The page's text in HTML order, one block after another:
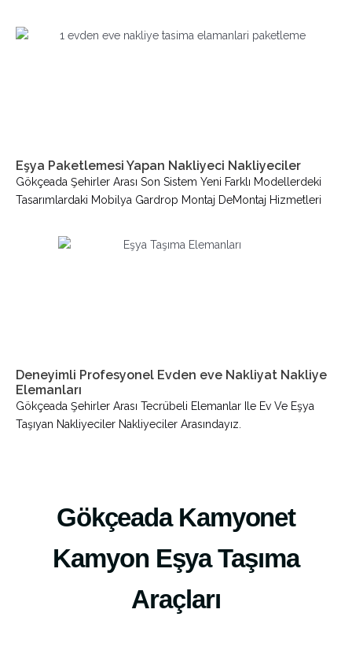
Eşya Paketlemesi Yapan Nakliyeci Nakliyeciler
Gökçeada Şehirler Arası Son Sistem Yeni Farklı Modellerdeki
Tasarımlardaki Mobilya Gardrop Montaj DeMontaj Hizmetleri
Deneyimli Profesyonel Evden eve Nakliyat Nakliye
Elemanları
Gökçeada Şehirler Arası Tecrübeli Elemanlar Ile Ev Ve Eşya
Taşıyan Nakliyeciler Nakliyeciler Arasındayız.
Gökçeada Kamyonet
Kamyon Eşya Taşıma
Araçları